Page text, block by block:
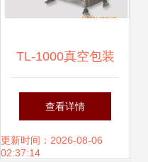
TL-1000真空包装
机 诸城市天利食品
机械打造的品质之
查看详情
更新时间：2026-08-06
02:37:14